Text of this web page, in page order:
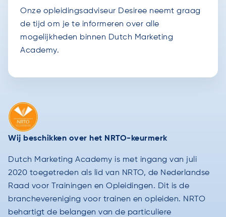
Onze opleidingsadviseur Desiree neemt graag
de tijd om je te informeren over alle
mogelijkheden binnen Dutch Marketing
Academy.
Wij beschikken over het NRTO-keurmerk
Dutch Marketing Academy is met ingang van juli
2020 toegetreden als lid van NRTO, de Nederlandse
Raad voor Trainingen en Opleidingen. Dit is de
branchevereniging voor trainen en opleiden. NRTO
behartigt de belangen van de particuliere